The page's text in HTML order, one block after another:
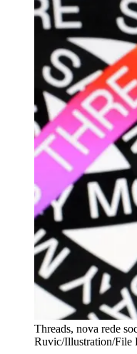
Threads, nova rede
Ruvic/Illustration/File